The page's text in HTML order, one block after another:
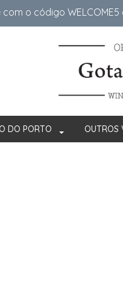
o código
DO PORTO OUTROS